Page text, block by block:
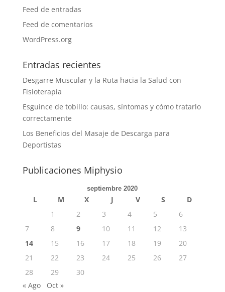
Feed de entradas
Feed de comentarios
WordPress.org
Entradas recientes
Desgarre Muscular y la Ruta hacia la Salud con
Fisioterapia
Esguince de tobillo: causas, síntomas y cómo tratarlo
correctamente
Los Beneficios del Masaje de Descarga para
Deportistas
Publicaciones Miphysio
septiembre 2020
L M X J V S
D
1
2 3 4 5
6
7
8 9 10 11 12
13
14
15 16 17 18 19
20
21
22 23 24 25 26
27
28
29
30
« Ago
Oct »